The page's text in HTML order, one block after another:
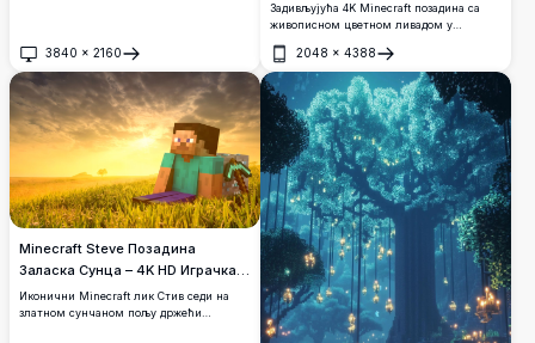
3840 × 2160
Отвори
Задивљујућа 4K Minecraft позадина са
живописном цветном ливадом у
цвета под пастелно ружичастим небом
са иконичним кубичним облацима који
плове изнад сјајног хоризонта заласка
сунца.
2048 × 4388
Отвори
Minecraft Steve Позадина
Заласка Сунца – 4K HD Играчка
Уметност
Иконични Minecraft лик Стив седи на
златном сунчаном пољу држећи